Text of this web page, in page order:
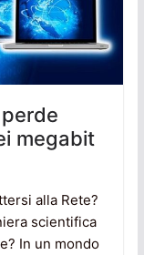
megabit
alla Rete?
scientifica
In un mondo